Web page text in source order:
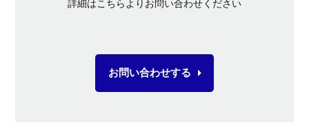
詳細はこちらよりお問い合わせください
お問い合わせする